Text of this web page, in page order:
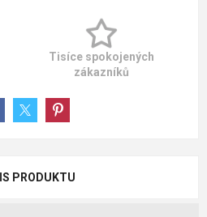
Tisíce spokojených
zákazníků
PRODUKTU